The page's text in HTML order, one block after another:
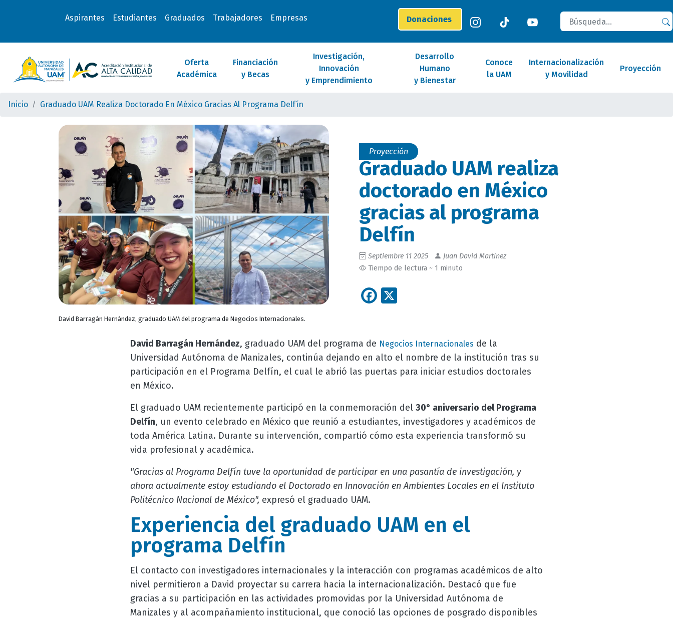
Aspirantes Estudiantes Graduados Trabajadores Empresas Donaciones
Buscar
Oferta
Académica
Financiación
y Becas
Investigación,
Innovación
y Emprendimiento
Desarrollo
Humano
y Bienestar
Conoce
la UAM
Internacionalización
y Movilidad
Proyección
Inicio Graduado UAM Realiza Doctorado En México Gracias Al Programa Delfín
David Barragán Hernández, graduado UAM del programa de Negocios Internacionales.
Proyección
Graduado UAM realiza
doctorado en México
gracias al programa
Delfín
Septiembre 11 2025
Juan David Martinez
Tiempo de lectura ~ 1 minuto
Facebook
David Barragán Hernández, graduado UAM del programa de Negocios Internacionales de la
Universidad Autónoma de Manizales, continúa dejando en alto el nombre de la institución tras su
participación en el Programa Delfín, el cual le abrió las puertas para iniciar estudios doctorales
en México.
El graduado UAM recientemente participó en la conmemoración del 30° aniversario del Programa
Delfín, un evento celebrado en México que reunió a estudiantes, investigadores y académicos de
toda América Latina. Durante su intervención, compartió cómo esta experiencia transformó su
vida profesional y académica.
"Gracias al Programa Delfín tuve la oportunidad de participar en una pasantía de investigación, y
ahora actualmente estoy estudiando el Doctorado en Innovación en Ambientes Locales en el Instituto
Politécnico Nacional de México", expresó el graduado UAM.
Experiencia del graduado UAM en el
programa Delfín
El contacto con investigadores internacionales y la interacción con programas académicos de alto
nivel permitieron a David proyectar su carrera hacia la internacionalización. Destacó que fue
gracias a su participación en las actividades promovidas por la Universidad Autónoma de
Manizales y al acompañamiento institucional, que conoció las opciones de posgrado disponibles